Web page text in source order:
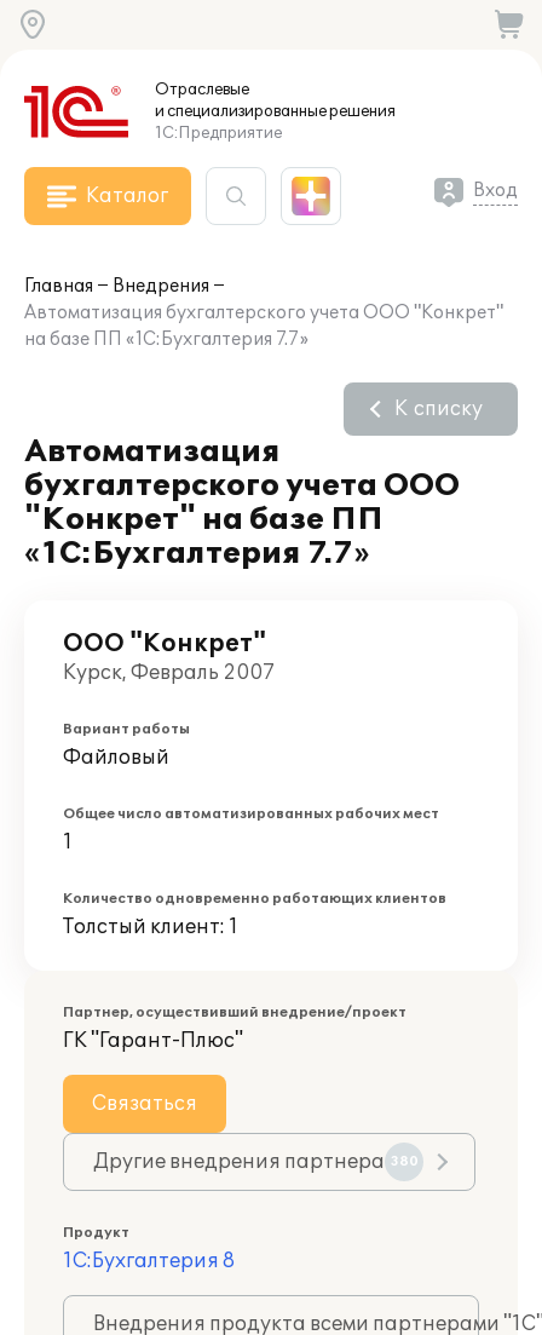
Отраслевые
и специализированныерешения
1С:Предприятие
Каталог Вход
Главная
Внедрения
Автоматизация бухгалтерского учета ООО "Конкрет"
на базе ПП «1С:Бухгалтерия 7.7»
Автоматизация
бухгалтерского учета ООО
"Конкрет" на базе ПП
«1С:Бухгалтерия 7.7»
К списку
ООО "Конкрет"
Курск, Февраль 2007
Вариант работы
Файловый
Общее число автоматизированных рабочих мест
1
Количество одновременно работающих клиентов
Толстый клиент: 1
Партнер, осуществивший внедрение/проект
ГК "Гарант-Плюс"
Связаться
Другие внедрения партнера 380
Продукт
1С:Бухгалтерия 8
Внедрения продукта всеми партнерами